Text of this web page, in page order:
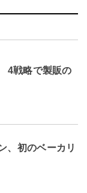
4戦略で製販の
、初のベーカリ